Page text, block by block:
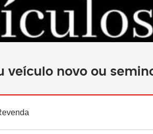
veículo novo ou